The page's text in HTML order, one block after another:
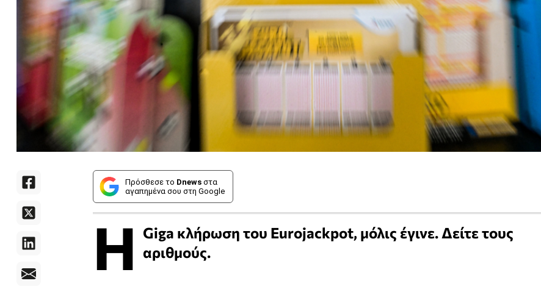
Πρόσθεσε το Dnews στα
αγαπημένα σου στη Google
Η Giga κλήρωση του Eurojackpot, μόλις έγινε. Δείτε τους
αριθμούς.